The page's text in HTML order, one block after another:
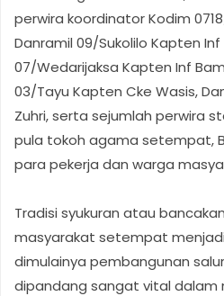
perwira koordinator Kodim
Danramil 09/Sukolilo Kapten
07/Wedarijaksa Kapten Inf
03/Tayu Kapten Cke Wasis,
Zuhri, serta sejumlah perwira
pula tokoh agama setempat,
para pekerja dan warga
Tradisi syukuran atau
masyarakat setempat
dimulainya pembangunan
dipandang sangat vital dalam